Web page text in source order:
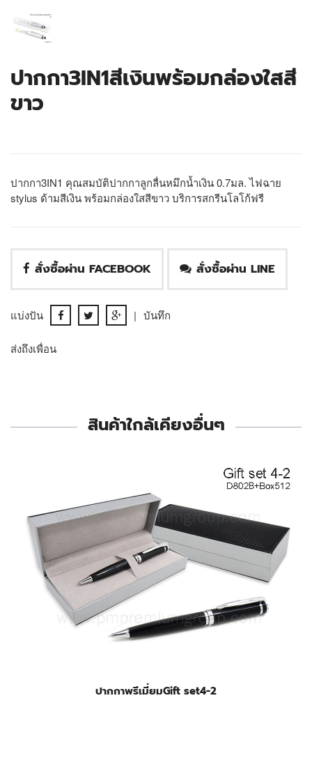
ปากกา3IN1สีเงินพร้อมกล่องใสสี
ขาว
ปากกา3IN1 คุณสมบัติปากกาลูกลื่นหมึกน้ำเงิน 0.7มล. ไฟฉาย
stylus ด้ามสีเงิน พร้อมกล่องใสสีขาว บริการสกรีนโลโก้ฟรี
สั่งซื้อผ่าน FACEBOOK สั่งซื้อผ่าน LINE
แบ่งปัน | บันทึก
ส่งถึงเพื่อน
สินค้าใกล้เคียงอื่นๆ
ปากกาพรีเมี่ยมGift set4-2